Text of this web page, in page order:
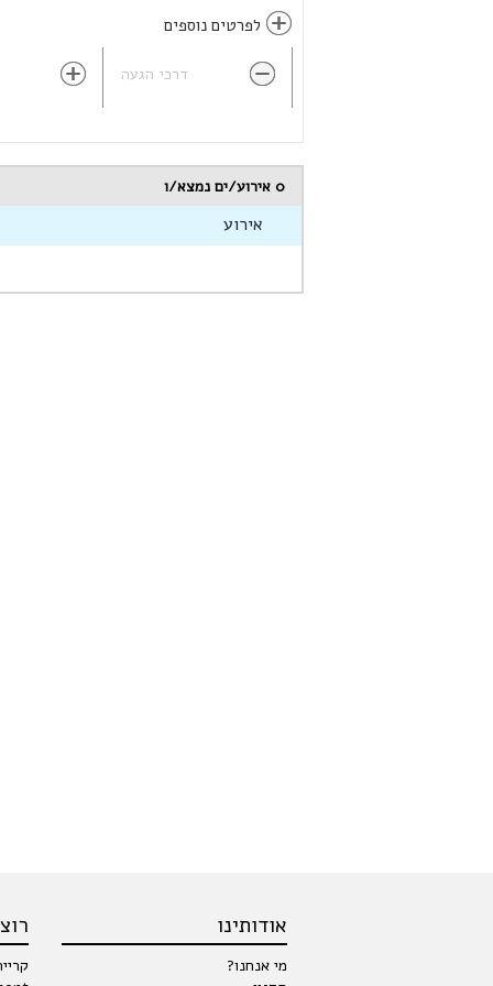
לפרטים נוספים
דרכי הגעה
0 אירוע/ים נמצא/ו
אירוע
אודותינו
מי אנחנו?